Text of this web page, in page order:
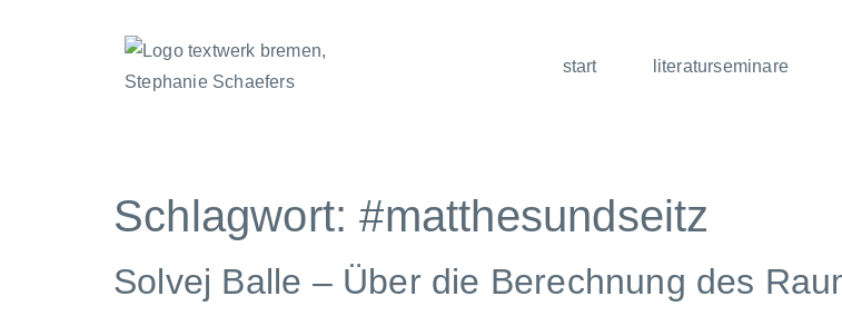
start literaturseminare
Schlagwort:#matthesundseitz
Solvej Balle – Über die Berechnung des